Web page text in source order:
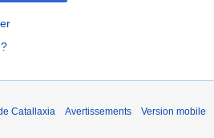
Catallaxia Avertissements Version mobile